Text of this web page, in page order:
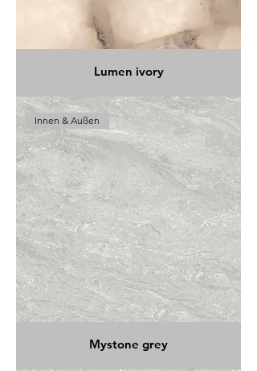
Lumen ivory
Innen & Außen
Mystone grey